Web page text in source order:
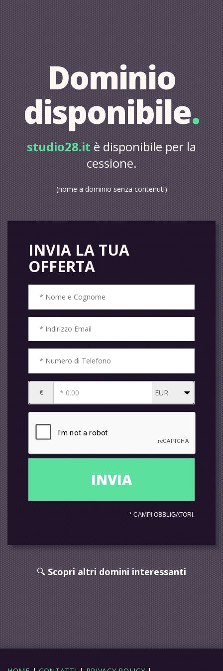
Dominio
disponibile.
studio28.itè disponibile per la
cessione.
(nome a dominio senza contenuti)
INVIA LA TUA
OFFERTA
€
* CAMPI OBBLIGATORI.
🔍Scopri altri domini interessanti